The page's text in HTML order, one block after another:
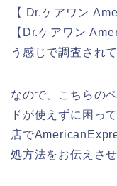
【 Dr.ケアワン
【Dr.ケアワン
う感じで調査され
なので、こちらの
ドが使えずに困っ
店で
処方法をお伝えさ